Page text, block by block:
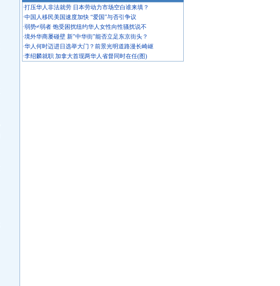
·打压华人非法就劳 日本劳动力市场空白谁来填？
·中国人移民美国速度加快 “爱国”与否引争议
·弱势≠弱者 饱受困扰纽约华人女性向性骚扰说不
·境外华商屡碰壁 新"中华街"能否立足东京街头？
·华人何时迈进日选举大门？前景光明道路漫长崎岖
·李绍麟就职 加拿大首现两华人省督同时在任(图)